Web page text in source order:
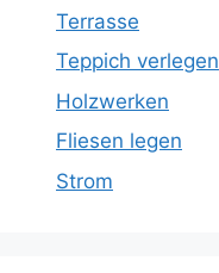
Terrasse
Teppich verlegen
Holzwerken
Fliesen legen
Strom